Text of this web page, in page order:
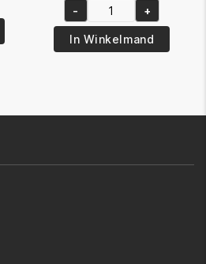
was:
€13.95.
is:
€12.95.
A3
Lemon
Glycerine
- +
In Winkelmand